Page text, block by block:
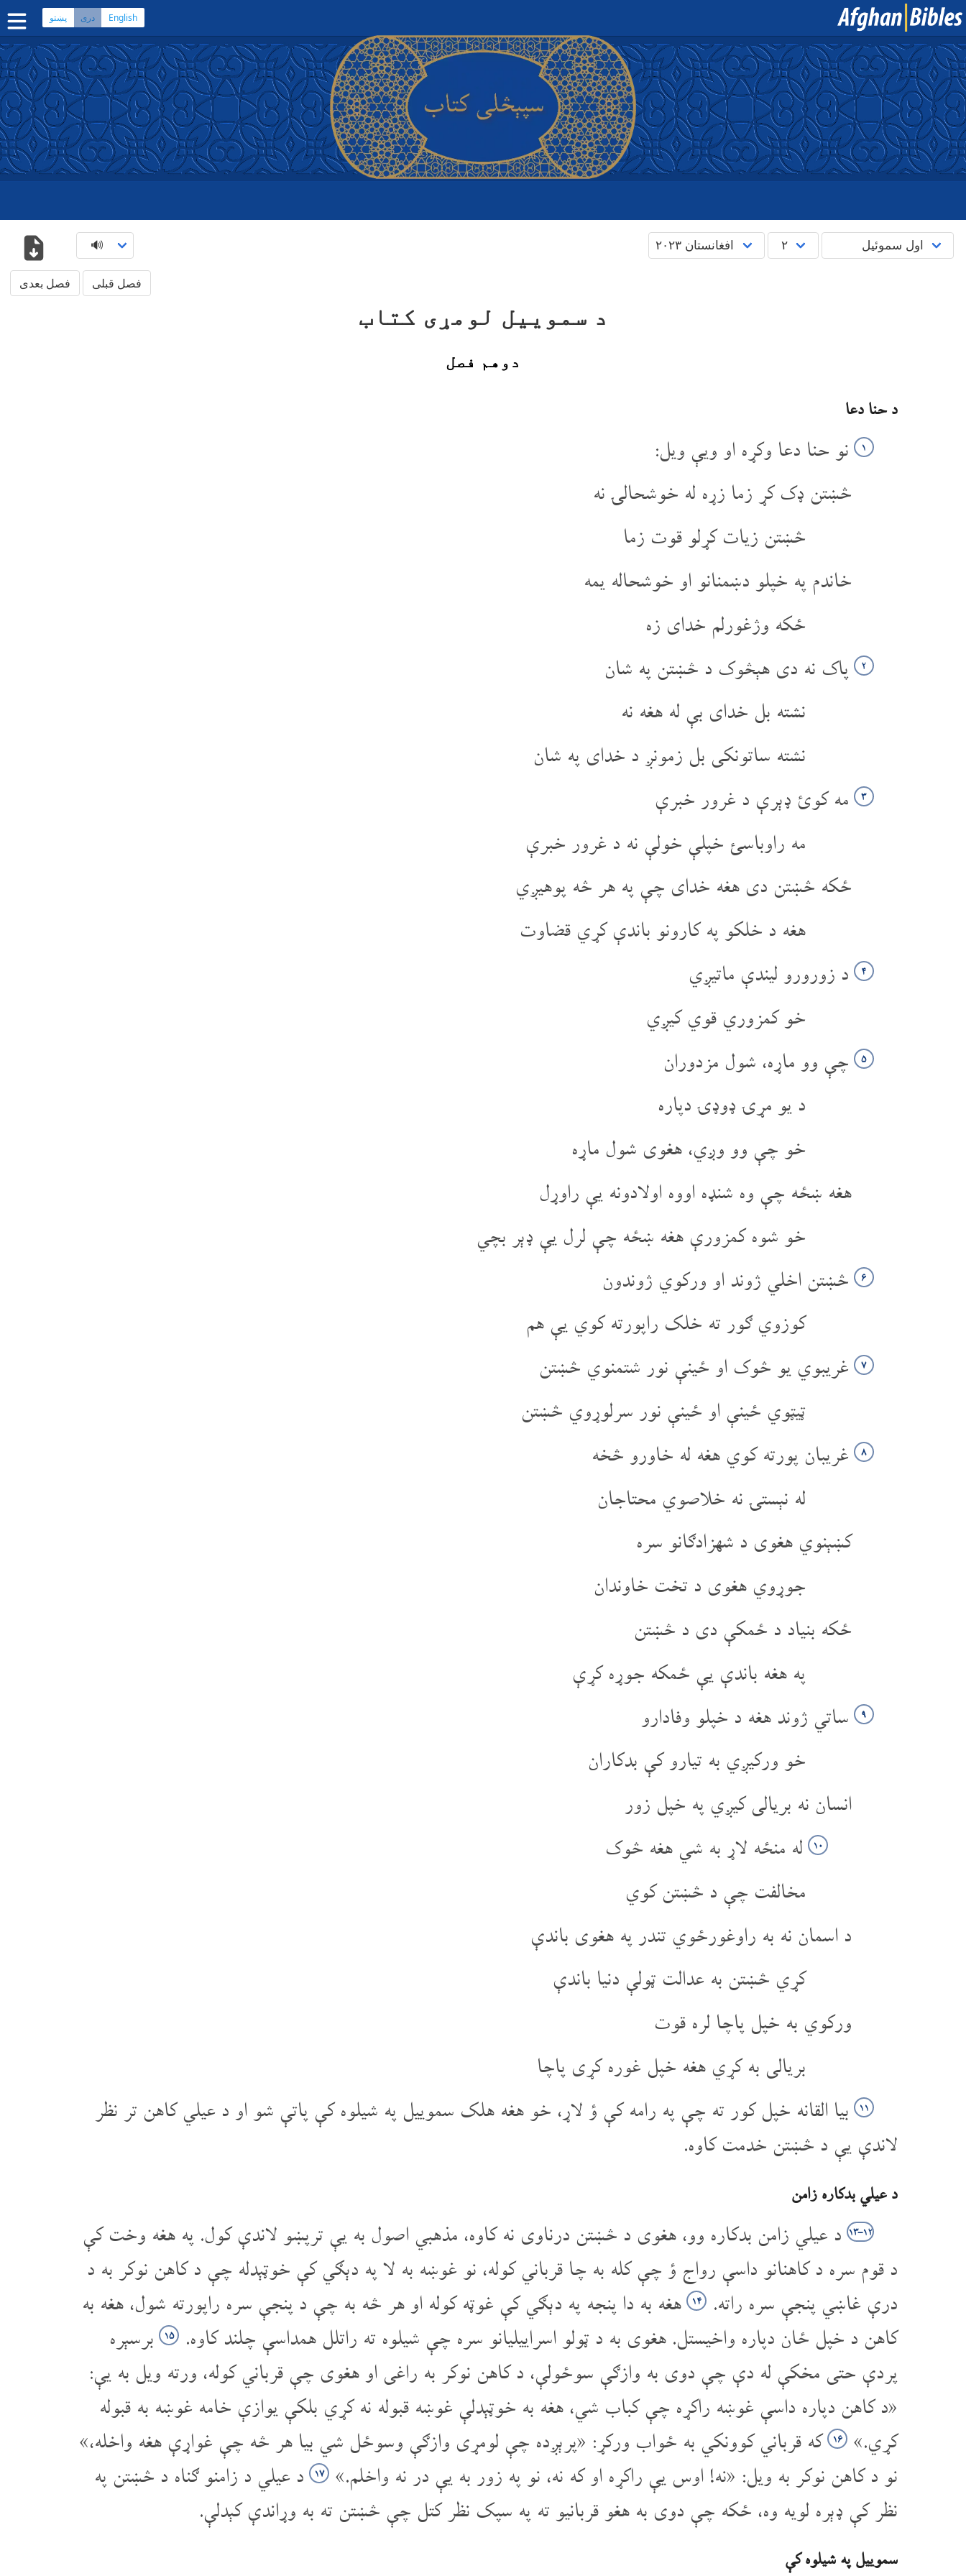
English دری پښتو
صفحه اصلی
کتاب مقدس دری کتاب مقدس پشتو
بیشتر: بلوچی · هزارگی · ترکمنی
اپلیکیشن‌های موبایل
فصل قبلی فصل بعدی
د سموییل لومړی کتاب
دوهم فصل
د حنا دعا
۱
نو حنا دعا وکړه او ویې ویل:
څښتن ډک کړ زما زړه له خوشحالۍ نه
څښتن زیات کړلو قوت زما
خاندم په خپلو دښمنانو او خوشحاله یمه
ځکه وژغورلم خدای زه
۲
پاک نه دی هېڅوک د څښتن په شان
نشته بل خدای بې له هغه نه
نشته ساتونکی بل زمونږ د خدای په شان
۳
مه کوئ ډېرې د غرور خبرې
مه راوباسئ خپلې خولې نه د غرور خبرې
ځکه څښتن دی هغه خدای چې په هر څه پوهیږي
هغه د خلکو په کارونو باندې کړي قضاوت
۴
د زورورو لیندې ماتیږي
خو کمزوري قوي کیږي
۵
چې وو ماړه، شول مزدوران
د یو مړۍ ډوډۍ دپاره
خو چې وو وږي، هغوی شول ماړه
هغه ښځه چې وه شنډه اووه اولادونه یې راوړل
خو شوه کمزورې هغه ښځه چې لرل یې ډېر بچي
۶
څښتن اخلي ژوند او ورکوي ژوندون
کوزوي ګور ته خلک راپورته کوي یې هم
۷
غریبوي یو څوک او ځینې نور شتمنوي څښتن
ټیټوي ځینې او ځینې نور سرلوړوي څښتن
۸
غریبان پورته کوي هغه له خاورو څخه
له نېستۍ نه خلاصوي محتاجان
کښېنوي هغوی د شهزادګانو سره
جوړوي هغوی د تخت خاوندان
ځکه بنیاد د ځمکې دی د څښتن
په هغه باندې یې ځمکه جوړه کړې
۹
ساتي ژوند هغه د خپلو وفادارو
خو ورکیږي به تیارو کې بدکاران
انسان نه بریالی کیږي په خپل زور
۱۰
له منځه لاړ به شي هغه څوک
مخالفت چې د څښتن کوي
د اسمان نه به راوغورځوي تندر په هغوی باندې
کړي څښتن به عدالت ټولې دنیا باندې
ورکوي به خپل پاچا لره قوت
بریالی به کړي هغه خپل غوره کړی پاچا
۱۱
بیا القانه خپل کور ته چې په رامه کې ؤ لاړ، خو هغه هلک سموییل په شیلوه کې پاتې شو او د عیلي کاهن تر نظر
لاندې یې د څښتن خدمت کاوه.
د عیلي بدکاره زامن
۱۲‏-۱۳
د عیلي زامن بدکاره وو، هغوی د څښتن درناوی نه کاوه، مذهبي اصول به یې تر‌پښو لاندې کول. په هغه وخت کې
د قوم سره د کاهنانو داسې رواج ؤ چې کله به چا قرباني کوله، نو غوښه به لا په دېګي کې خوټېدله چې د کاهن نوکر به د
درې غاښي پنجې سره راته.
۱۴
هغه به دا پنجه په دېګي کې غوټه کوله او هر څه به چې د پنجې سره راپورته شول، هغه به
کاهن د خپل ځان دپاره واخیستل. هغوی به د ټولو اسراییلیانو سره چې شیلوه ته راتلل همداسې چلند کاوه.
۱۵
برسېره
پردې حتی مخکې له دې چې دوی به وازګې سوځولې، د کاهن نوکر به راغی او هغوی چې قرباني کوله، ورته ویل به یې:
«د کاهن دپاره داسې غوښه راکړه چې کباب شي، هغه به خوټېدلې غوښه قبوله نه کړي بلکې یوازې خامه غوښه به قبوله
کړي.»
۱۶ که قرباني کوونکي به ځواب ورکړ: «پرېږده چې لومړی وازګې وسوځل شي بیا هر څه چې غواړې هغه واخله،»
نو د کاهن نوکر به ویل: «نه! اوس یې راکړه او که نه، نو په زور به یې در نه واخلم.»
۱۷
د عیلي د زامنو ګناه د څښتن په
نظر کې ډېره لویه وه، ځکه چې دوی به هغو قربانیو ته په سپک نظر کتل چې څښتن ته به وړاندې کېدلې.
سموییل په شیلوه کې